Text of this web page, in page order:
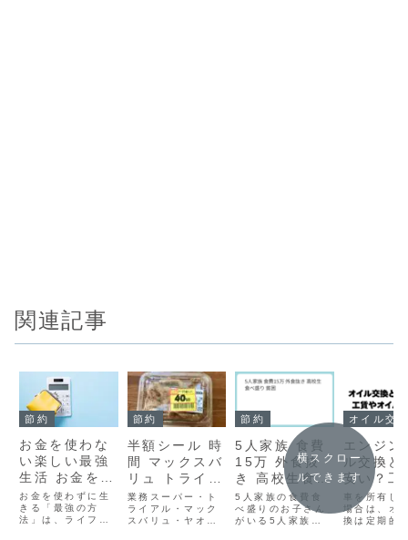
関連記事
節約
お金を使わな
い楽しい最強
生活 お金を使
いたくない
お金を使わずに生
きる「最強の方
法」は、ライフス
節約
半額シール 時
間 マックスバ
リュ トライア
ル
業務スーパー・ト
ライアル・マック
スバリュ・ヤオコ
節約
5人家族 食費
15万 外食抜
き 高校生食べ
盛り 貧困
5人家族の食費食
べ盛りのお子さん
がいる5人家族の
オイル交
エンジン
ル交換ど
安い？工
オイル交
料 どこ
か比較
車を所有し
場合は、オ
換は定期的
横スクロー
ルできます